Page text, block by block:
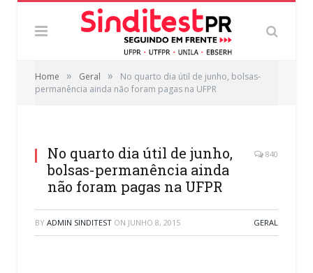
Home » Geral »
No quarto dia útil de junho, bolsas-
permanência ainda não foram pagas na UFPR
No quarto dia útil de junho,
bolsas-permanência ainda
não foram pagas na UFPR
840
BY ADMIN SINDITEST ON JUNHO 8, 2015 GERAL